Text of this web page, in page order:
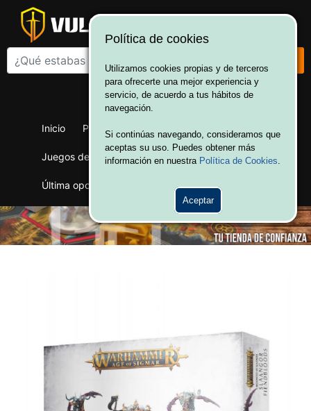
¡Bienvenido a Vulcania!
Inicio Productos Juegos de mesa
Juegos de cartas Merchandising Ofertas
Última oportunidad Wargames
Política de cookies
Utilizamos cookies propias y de terceros
para ofrecerte una mejor experiencia y
servicio, de acuerdo a tus hábitos de
navegación.
Si continúas navegando, consideramos que
aceptas su uso. Puedes obtener más
información en nuestra Política de Cookies.
Aceptar